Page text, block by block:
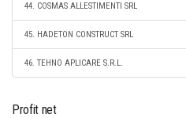
44. COSMAS ALLESTIMENTI SRL
45. HADETON CONSTRUCT SRL
46. TEHNO APLICARE S.R.L.
Profit net